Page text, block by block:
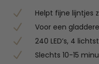
N Helpt fijne lijntjes
N Voor een
N 240 LED’s, 4
N Slechts 10-15